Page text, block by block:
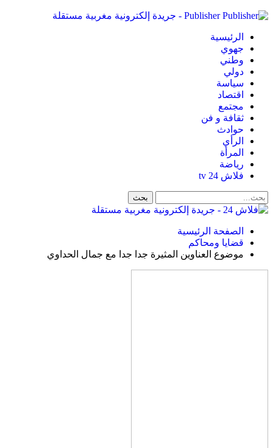
Publisher - جريدة إلكترونية مغربية مستقلة
الرئيسية
جهوي
وطني
دولي
سياسة
اقتصاد
مجتمع
ثقافة و فن
حوادث
الرأي
المرأة
رياضة
فلاش 24 tv
الصفحة الرئيسية
قضايا ومحاكم
موضوع العناوين المثيرة جدا جدا مع جمال الحداوي